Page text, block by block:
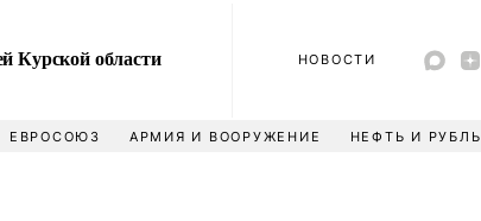
Курской области
НОВОСТИ
ЕВРОСОЮЗ АРМИЯ И ВООРУЖЕНИЕ НЕФТЬ И РУБЛЬ